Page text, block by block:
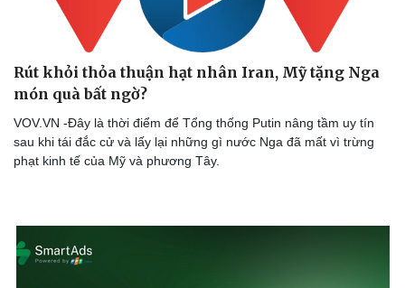
Rút khỏi thỏa thuận hạt nhân Iran, Mỹ tặng Nga
món quà bất ngờ?
VOV.VN -Đây là thời điểm để Tổng thống Putin nâng tầm uy tín
sau khi tái đắc cử và lấy lại những gì nước Nga đã mất vì trừng
phạt kinh tế của Mỹ và phương Tây.